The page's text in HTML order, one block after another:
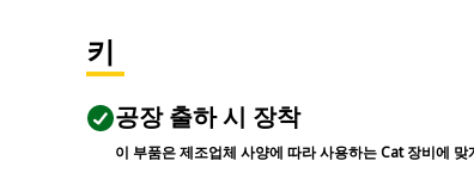
키
공장 출하 시 장착
이 부품은 제조업체 사양에 따라 사용하는 Cat 장비에